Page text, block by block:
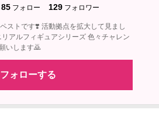
85 フォロー 129 フォロワー
ストです❣️ 活動拠点を拡大して見まし
アルフィギュアシリーズ 色々チャレン
いします🙇
フォローする